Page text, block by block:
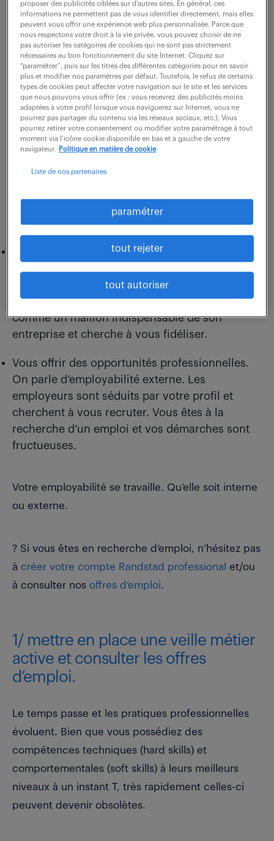
quels sont les objectifs de
l’employabilité ?
L’employabilité a deux objectifs :
Vous maintenir dans votre entreprise. On parle
votre investissement et votre engagement dans
l’organisation, votre employeur vous identifie
comme un maillon indispensable de son
entreprise et cherche à vous fidéliser.
Vous offrir des opportunités professionnelles.
On parle d’employabilité externe. Les
employeurs sont séduits par votre profil et
cherchent à vous recruter. Vous êtes à la
recherche d’un emploi et vos démarches sont
fructueuses.
Votre employabilité se travaille. Qu’elle soit interne
ou externe.
? Si vous êtes en recherche d’emploi, n’hésitez pas
à créer votre compte Randstad professional et/ou
à consulter nos offres d’emploi.
1/ mettre en place une veille métier
active et consulter les offres
d’emploi.
Le temps passe et les pratiques professionnelles
évoluent. Bien que vous possédiez des
compétences techniques (hard skills) et
comportementales (soft skills) à leurs meilleurs
niveaux à un instant T, très rapidement celles-ci
peuvent devenir obsolètes.
proposer des publicités ciblées sur d’autres sites. En général, ces
informations ne permettent pas de vous identifier directement, mais elles
peuvent vous offrir une expérience web plus personnalisée. Parce que
nous respectons votre droit à la vie privée, vous pouvez choisir de ne
pas autoriser les catégories de cookies qui ne sont pas strictement
nécessaires au bon fonctionnement du site Internet. Cliquez sur
“paramétrer”, puis sur les titres des différentes catégories pour en savoir
plus et modifier nos paramètres par défaut. Toutefois, le refus de certains
types de cookies peut affecter votre navigation sur le site et les services
que nous pouvons vous offrir (ex : vous recevrez des publicités moins
adaptées à votre profil lorsque vous naviguerez sur Internet, vous ne
pourrez pas partager du contenu via les réseaux sociaux, etc.). Vous
pourrez retirer votre consentement ou modifier votre paramétrage à tout
moment via l’icône cookie disponible en bas et à gauche de votre
navigateur.
Politique en matière de cookie
Liste de nos partenaires
paramétrer
tout rejeter
tout autoriser